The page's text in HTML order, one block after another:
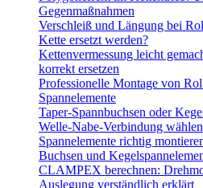
Gegenmaßnahmen
Verschleiß und Längung bei
Kette ersetzt werden?
Kettenvermessung leicht
korrekt ersetzen
Professionelle Montage von
Spannelemente
Taper-Spannbuchsen oder
Welle-Nabe-Verbindung wählen
Spannelemente richtig
Buchsen und
CLAMPEX berechnen:
Auslegung verständlich erklärt